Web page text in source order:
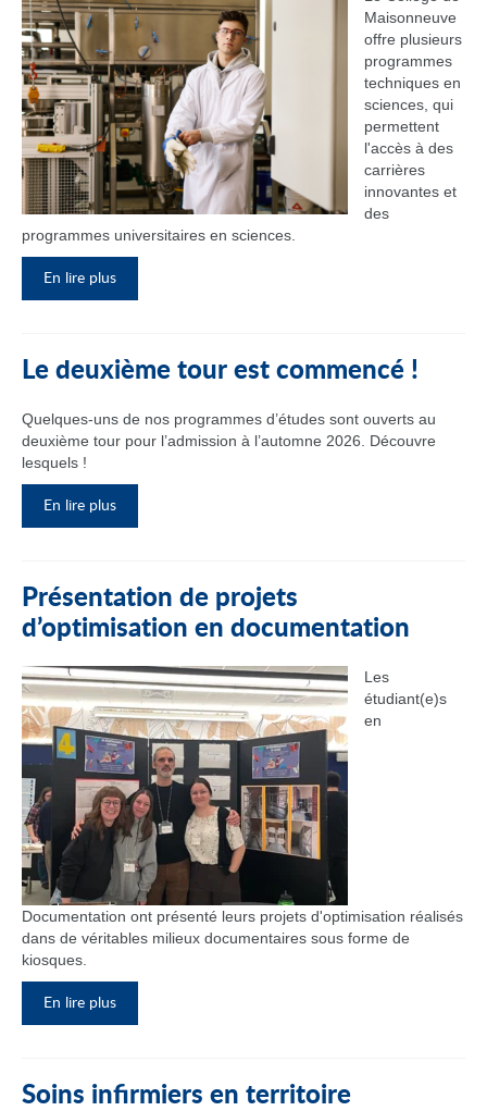
Maisonneuve
offre plusieurs
programmes
techniques en
sciences, qui
permettent
l'accès à des
carrières
innovantes et
des
programmes universitaires en sciences.
En lire plus
Le deuxième tour est commencé !
Quelques-uns de nos programmes d’études sont ouverts au
deuxième tour pour l’admission à l’automne 2026. Découvre
lesquels !
En lire plus
Présentation de projets
d’optimisation en documentation
Les
étudiant(e)s
en
Documentation ont présenté leurs projets d'optimisation réalisés
dans de véritables milieux documentaires sous forme de
kiosques.
En lire plus
Soins infirmiers en territoire